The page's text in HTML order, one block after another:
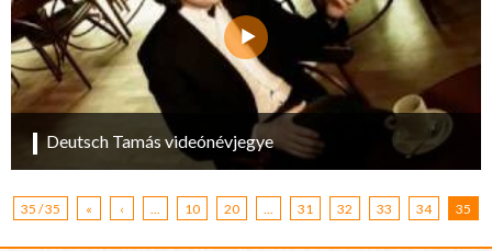
Deutsch Tamás videónévjegye
35 / 35 « ‹ 10 20 31 32 33 34 35